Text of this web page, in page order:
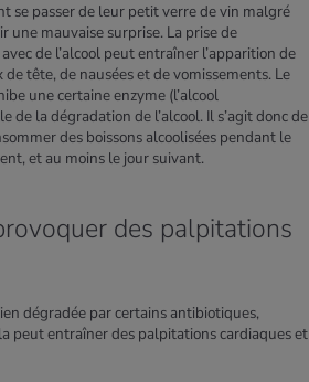
se passer de leur petit verre de vin malgré
une mauvaise surprise. La prise de
de l’alcool peut entraîner l’apparition de
tête, de nausées et de vomissements. Le
une certaine enzyme (l’alcool
de la dégradation de l’alcool. Il s’agit donc de
des boissons alcoolisées pendant le
et au moins le jour suivant.
des palpitations
dégradée par certains antibiotiques,
peut entraîner des palpitations cardiaques et